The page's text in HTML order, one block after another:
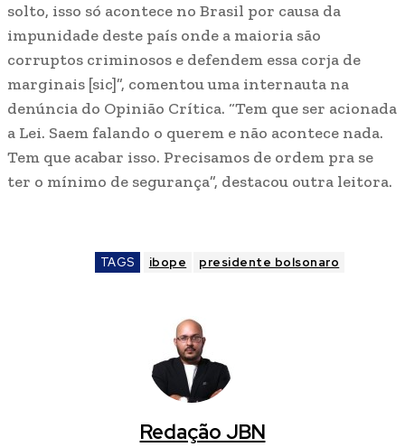
solto, isso só acontece no Brasil por causa da
impunidade deste país onde a maioria são
corruptos criminosos e defendem essa corja de
marginais [sic]”, comentou uma internauta na
denúncia do Opinião Crítica. “Tem que ser acionada
a Lei. Saem falando o querem e não acontece nada.
Tem que acabar isso. Precisamos de ordem pra se
ter o mínimo de segurança”, destacou outra leitora.
TAGS ibope presidente bolsonaro
Redação JBN